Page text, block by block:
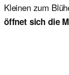
Kleinen zum
öffnet sich die